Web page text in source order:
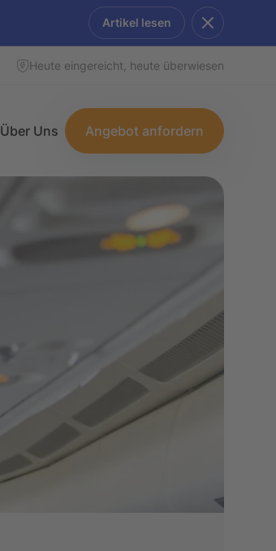
Artikel lesen
Heute eingereicht, heute überwiesen
Über Uns Angebot anfordern